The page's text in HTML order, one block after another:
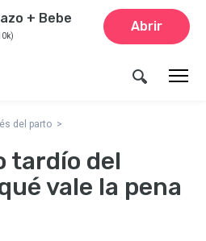
+ Bebe
Abrir
del parto
tardío del
vale la pena